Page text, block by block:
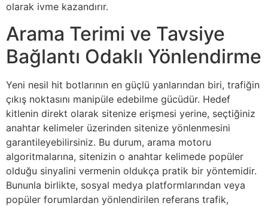
olarak ivme kazandırır.
Arama Terimi ve Tavsiye
Bağlantı Odaklı Yönlendirme
Yeni nesil hit botlarının en güçlü yanlarından biri, trafiğin
çıkış noktasını manipüle edebilme gücüdür. Hedef
kitlenin direkt olarak sitenize erişmesi yerine, seçtiğiniz
anahtar kelimeler üzerinden sitenize yönlenmesini
garantileyebilirsiniz. Bu durum, arama motoru
algoritmalarına, sitenizin o anahtar kelimede popüler
olduğu sinyalini vermenin oldukça pratik bir yöntemidir.
Bununla birlikte, sosyal medya platformlarından veya
popüler forumlardan yönlendirilen referans trafik,